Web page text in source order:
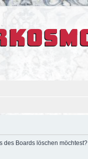
des Boards löschen möchtest?